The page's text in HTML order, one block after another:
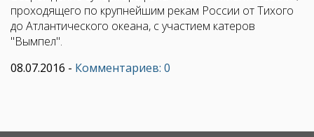
проходящего по крупнейшим рекам России от Тихого
до Атлантического океана, с участием катеров
"Вымпел".
08.07.2016 - Комментариев: 0